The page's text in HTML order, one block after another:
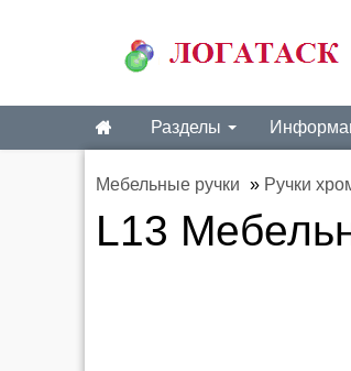
Разделы
Мебельные ручки » Ручки
L13